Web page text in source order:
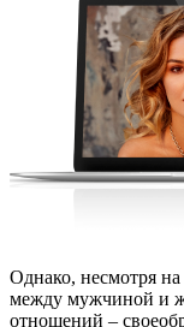
Однако, несмотря
между мужчиной и
отношений –